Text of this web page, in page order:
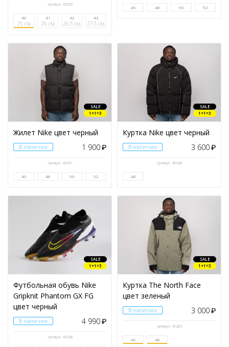
Артикул: 45590
40
25 см.
41
26 см.
42
26.5 см.
43
27.5 см.
46 48 50 52
SALE
1+1=3
Жилет Nike цвет черный
В наличии 1 900₽
Артикул: 45431
46 48 50 52
SALE
1+1=3
Куртка Nike цвет черный
В наличии 3 600₽
Артикул: 45428
48
SALE
1+1=3
Футбольная обувь Nike
Gripknit Phantom GX FG
цвет черный
В наличии 4 990₽
Артикул: 45338
SALE
1+1=3
Куртка The North Face
цвет зеленый
В наличии 3 000₽
Артикул: 45265
46 48